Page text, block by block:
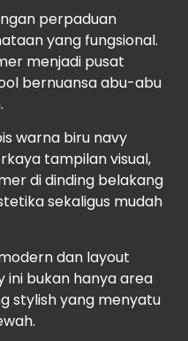
perpaduan
yang fungsional.
menjadi pusat
bernuansa abu-abu
warna biru navy
tampilan visual,
di dinding belakang
sekaligus mudah
dan layout
bukan hanya area
stylish yang menyatu